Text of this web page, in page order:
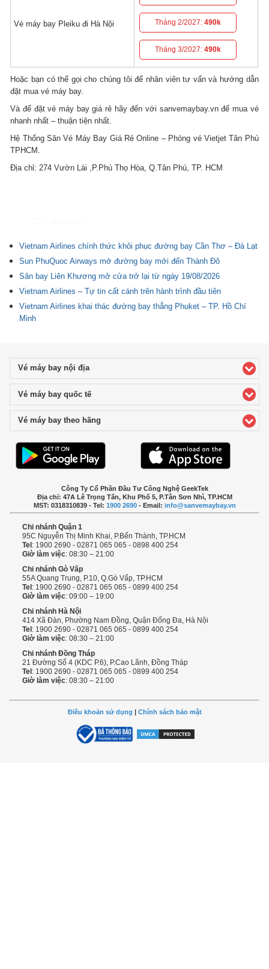
Vé máy bay Pleiku đi Hà Nội Tháng 2/2027:490k
Tháng 3/2027:490k
Hoặc bạn có thể gọi cho chúng tôi để nhân viên tư vấn và hướng dẫn
đặt mua vé máy bay.
Và để đặt vé máy bay giá rẻ hãy đến với sanvemaybay.vn để mua vé
nhanh nhất – thuận tiện nhất.
Hệ Thống Săn Vé Máy Bay Giá Rẻ Online – Phòng vé Vietjet Tân Phú
TPHCM.
Địa chỉ: 274 Vườn Lài ,P.Phú Thọ Hòa, Q.Tân Phú, TP. HCM
Vietnam Airlines chính thức khôi phục đường bay Cần Thơ – Đà Lạt
Sun PhuQuoc Airways mở đường bay mới đến Thành Đô
Sân bay Liên Khương mở cửa trở lại từ ngày 19/08/2026
Vietnam Airlines – Tự tin cất cánh trên hành trình đầu tiên
Vietnam Airlines khai thác đường bay thẳng Phuket – TP. Hồ Chí
Minh
Vé máy bay nội địaclick to expand contents
Vé máy bay quốc tếclick to expand contents
Vé máy bay theo hãng
Công Ty Cổ Phần Đầu Tư Công Nghệ GeekTek
Địa chỉ: 47A Lê Trọng Tấn, Khu Phố 5, P.Tân Sơn Nhì, TP.HCM
MST: 0318310839 - Tel: 1900 2690- Email: info@sanvemaybay.vn
Chi nhánh Quận 1
95C Nguyễn Thị Minh Khai, P.Bến Thành, TP.HCM
Tel: 1900 2690 - 02871 065 065 - 0898 400 254
Giờ làm việc: 08:30 – 21:00
Chi nhánh Gò Vấp
55A Quang Trung, P.10, Q.Gò Vấp, TP.HCM
Tel: 1900 2690 - 02871 065 065 - 0899 400 254
Giờ làm việc: 09:00 – 19:00
Chi nhánh Hà Nội
414 Xã Đàn, Phường Nam Đồng, Quận Đống Đa, Hà Nội
Tel: 1900 2690 - 02871 065 065 - 0899 400 254
Giờ làm việc: 08:30 – 21:00
Chi nhánh Đồng Tháp
21 Đường Số 4 (KDC P.6), P.Cao Lãnh, Đồng Tháp
Tel: 1900 2690 - 02871 065 065 - 0899 400 254
Giờ làm việc: 08:30 – 21:00
Điều khoản sử dụng Chính sách bảo mật